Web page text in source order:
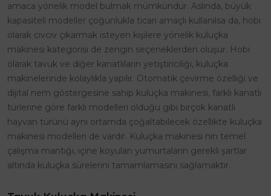
amaca yönelik model bulmak mümkündür. Aslında, büyük
kapasiteli modeller çoğunlukla ticari amaçlı kullanılsa da, hobi
olarak civciv çıkarmak isteyen kişilere yönelik kuluçka
makinesi kategorisi de zengin seçeneklerden oluşur. Hobi
olarak tavuk ve diğer kanatlıların yetiştiriciliği, kuluçka
makinelerinde kolaylıkla yapılır. Otomatik çevirme özelliği ve
dijital nem göstergesine sahip kuluçka makinesi, farklı kanatlı
türlerine göre farklı modelleri olduğu gibi birçok kanatlı
hayvan türünü aynı ortamda çoğaltabilecek özellikte kuluçka
makinesi modelleri de vardır. Kuluçka makinesi nin temel
çalışma mantığı, içine koyulan yumurtaların gerekli şartlar
altında kuluçka sürelerini tamamlamasını sağlamaktır.